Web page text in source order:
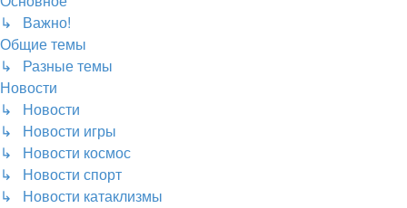
↳ Важно!
Общие темы
↳ Разные темы
Новости
↳ Новости
↳ Новости игры
↳ Новости космос
↳ Новости спорт
↳ Новости катаклизмы